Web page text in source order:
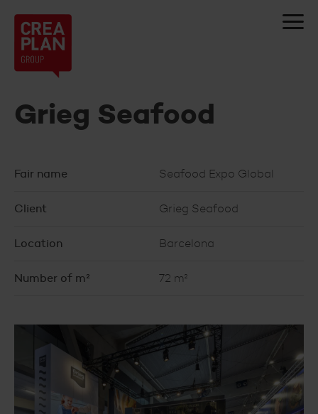
Creaplan
nv
Grieg Seafood
Fair name Seafood Expo Global
Client Grieg Seafood
Location Barcelona
Number of m² 72 m²